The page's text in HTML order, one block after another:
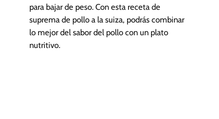
para bajar de peso. Con esta receta de
suprema de pollo a la suiza, podrás combinar
lo mejor del sabor del pollo con un plato
nutritivo.